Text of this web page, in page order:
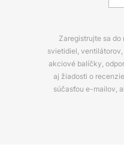
Zaregistrujte sa
svietidiel,
akciové balíčky,
aj žiadosti o
súčasťou e-mailov,